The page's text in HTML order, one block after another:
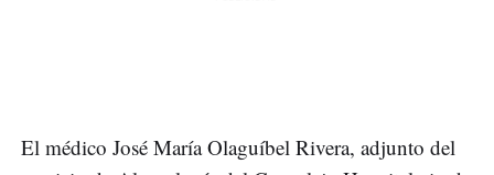
El médico José María Olaguíbel Rivera, adjunto del